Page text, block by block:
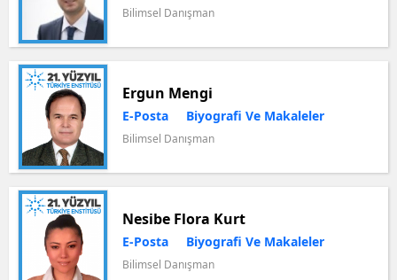
Bilimsel Danışman
Ergun Mengi
Bilimsel Danışman
E-Posta Biyografi Ve Makaleler
Nesibe Flora Kurt
Bilimsel Danışman
E-Posta Biyografi Ve Makaleler